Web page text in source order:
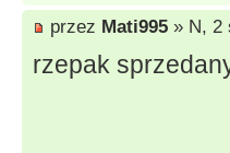
przez Mati995 » N, 2
rzepak